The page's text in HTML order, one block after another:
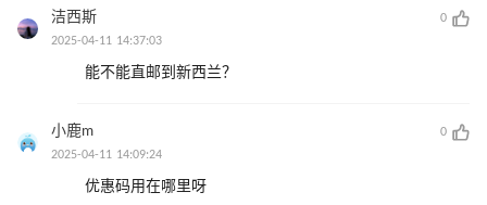
洁西斯
0
2025-04-11 14:37:03
能不能直邮到新西兰？
小鹿m
0
2025-04-11 14:09:24
优惠码用在哪里呀